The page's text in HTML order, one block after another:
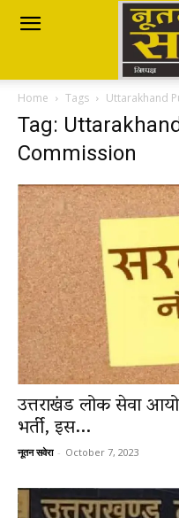
Nutan
Savera
Breaking
News
Home Tags Uttarakhand
Tag:
Commission
उत्तराखंड लोक सेवा
भर्ती, इस...
नूतन सवेरा - October 7, 2023